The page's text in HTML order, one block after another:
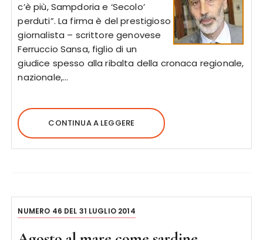
c’è più, Sampdoria e ‘Secolo’
perduti”. La firma è del prestigioso
giornalista – scrittore genovese
Ferruccio Sansa, figlio di un
giudice spesso alla ribalta della cronaca regionale,
nazionale,…
CONTINUA A LEGGERE
NUMERO 46 DEL 31 LUGLIO 2014